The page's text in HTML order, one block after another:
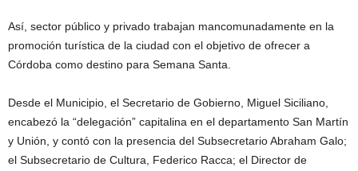
Así, sector público y privado trabajan mancomunadamente en la
promoción turística de la ciudad con el objetivo de ofrecer a
Córdoba como destino para Semana Santa.
Desde el Municipio, el Secretario de Gobierno, Miguel Siciliano,
encabezó la “delegación” capitalina en el departamento San Martín
y Unión, y contó con la presencia del Subsecretario Abraham Galo;
el Subsecretario de Cultura, Federico Racca; el Director de